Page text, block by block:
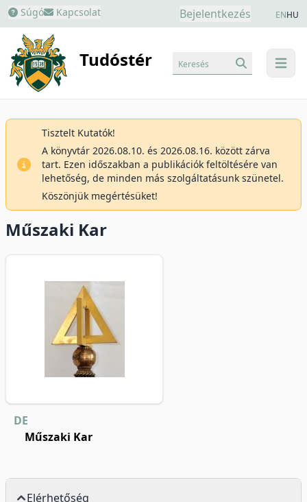
Súgó Kapcsolat Bejelentkezés ENHU
Tudóstér menu
Keresés
Tisztelt Kutatók!
A könyvtár 2026.08.10. és 2026.08.16. között zárva
tart. Ezen időszakban a publikációk feltöltésére van
lehetőség, de minden más szolgáltatásunk szünetel.
Köszönjük megértésüket!
Műszaki Kar
DE
Műszaki Kar
Elérhetőség